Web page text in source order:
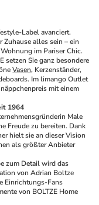
Label avanciert.
alles sein – ein
im Pariser Chic.
setzen Sie ganz besondere
Vasen, Kerzenständer,
Im limango Outlet
mit einem
1964
Male
Freude zu bereiten. Dank
hielt sie an dieser Vision
als größter Anbieter
zum Detail wird das
von Adrian Boltze
Einrichtungs-Fans
von BOLTZE Home